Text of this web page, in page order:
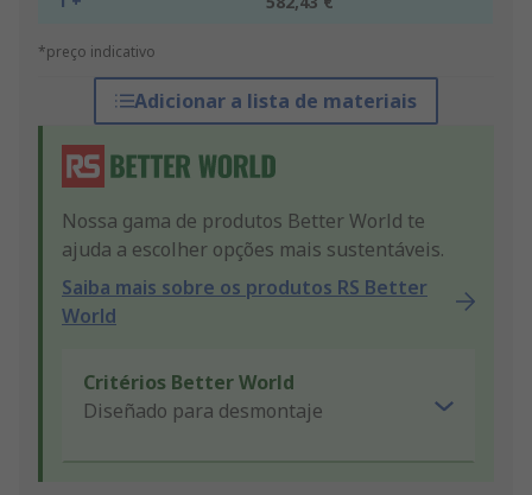
*preço indicativo
Adicionar a lista de materiais
Nossa gama de produtos Better World te
ajuda a escolher opções mais sustentáveis.
Saiba mais sobre os produtos RS Better
World
Critérios Better World
Diseñado para desmontaje